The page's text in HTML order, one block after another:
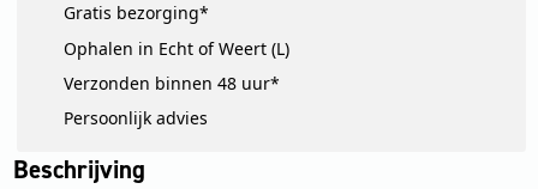
Gratis bezorging*
Ophalen in Echt of Weert (L)
Verzonden binnen 48 uur*
Persoonlijk advies
Beschrijving